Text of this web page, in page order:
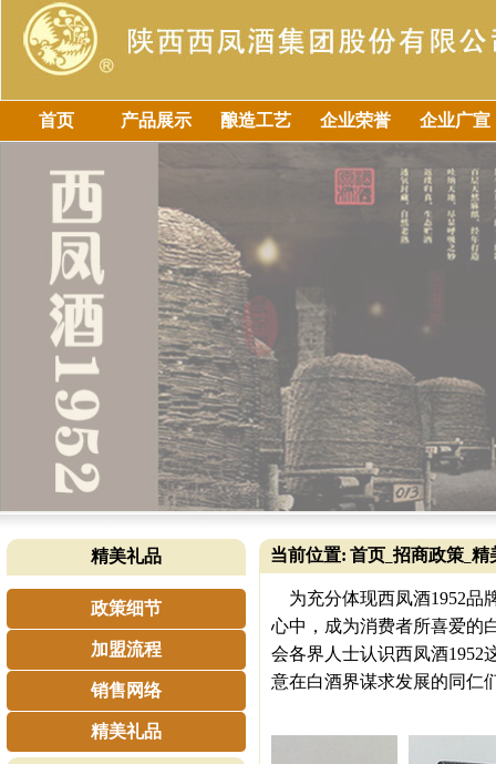
首页 产品展示 酿造工艺 企业荣誉 企业广宣
精美礼品
政策细节
加盟流程
销售网络
精美礼品
当前位置: 首页 招商政策 精
为充分体现西凤酒1952品
心中，成为消费者所喜爱的
会各界人士认识西凤酒1952
意在白酒界谋求发展的同仁